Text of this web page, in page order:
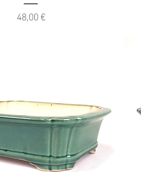
Prix
48,00 €